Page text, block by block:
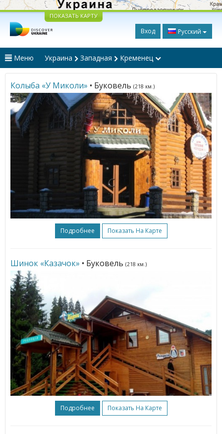
ПОКАЗАТЬ КАРТУ
Вход Русский
Меню Украина Западная Кременец
Колыба «У Миколи» • Буковель (218 км.)
Подробнее Показать На Карте
Шинок «Казачок» • Буковель (218 км.)
Подробнее Показать На Карте